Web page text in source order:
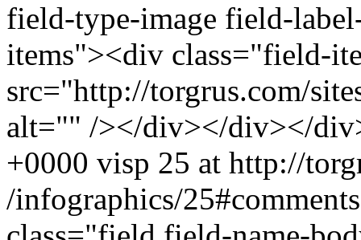
field-type-image field-
items"><div class="field-
src="http://torgrus.com/
alt="" /></div></div></
+0000 visp 25 at http://
/infographics/25#comments